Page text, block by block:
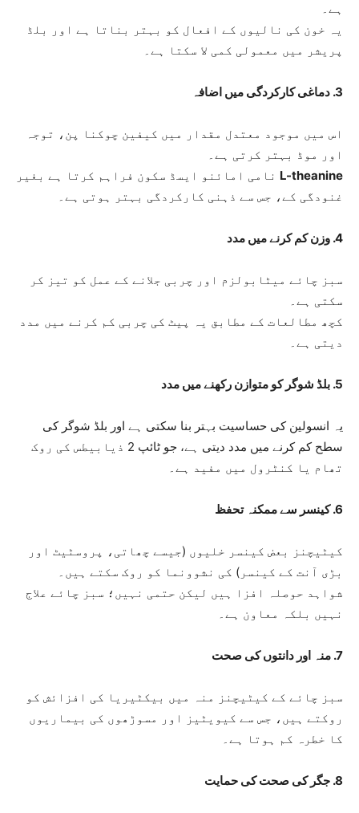
ہے۔
یہ خون کی نالیوں کے افعال کو بہتر بناتا ہے اور بلڈ
پریشر میں معمولی کمی لا سکتا ہے۔
3. دماغی کارکردگی میں اضافہ
اس میں موجود معتدل مقدار میں کیفین چوکنا پن، توجہ
اور موڈ بہتر کرتی ہے۔
L-theanine نامی امائنو ایسڈ سکون فراہم کرتا ہے بغیر
غنودگی کے، جس سے ذہنی کارکردگی بہتر ہوتی ہے۔
4. وزن کم کرنے میں مدد
سبز چائے میٹابولزم اور چربی جلانے کے عمل کو تیز کر
سکتی ہے۔
کچھ مطالعات کے مطابق یہ پیٹ کی چربی کم کرنے میں مدد
دیتی ہے۔
5. بلڈ شوگر کو متوازن رکھنے میں مدد
یہ انسولین کی حساسیت بہتر بنا سکتی ہے اور بلڈ شوگر کی
سطح کم کرنے میں مدد دیتی ہے، جو ٹائپ 2 ذیابیطس کی روک
تھام یا کنٹرول میں مفید ہے۔
6. کینسر سے ممکنہ تحفظ
کیٹیچنز بعض کینسر خلیوں (جیسے چھاتی، پروسٹیٹ اور
بڑی آنت کے کینسر) کی نشوونما کو روک سکتے ہیں۔
شواہد حوصلہ افزا ہیں لیکن حتمی نہیں؛ سبز چائے علاج
نہیں بلکہ معاون ہے۔
7. منہ اور دانتوں کی صحت
سبز چائے کے کیٹیچنز منہ میں بیکٹیریا کی افزائش کو
روکتے ہیں، جس سے کیویٹیز اور مسوڑھوں کی بیماریوں
کا خطرہ کم ہوتا ہے۔
8. جگر کی صحت کی حمایت